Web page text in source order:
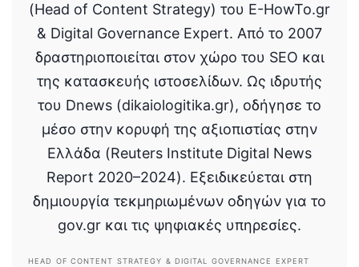
(Head of Content Strategy) του E-HowTo.gr
& Digital Governance Expert. Από το 2007
δραστηριοποιείται στον χώρο του SEO και
της κατασκευής ιστοσελίδων. Ως ιδρυτής
του Dnews (dikaiologitika.gr), οδήγησε το
μέσο στην κορυφή της αξιοπιστίας στην
Ελλάδα (Reuters Institute Digital News
Report 2020–2024). Εξειδικεύεται στη
δημιουργία τεκμηριωμένων οδηγών για το
gov.gr και τις ψηφιακές υπηρεσίες.
HEAD OF CONTENT STRATEGY & DIGITAL GOVERNANCE EXPERT